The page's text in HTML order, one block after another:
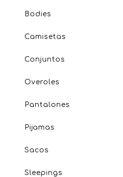
Bodies
Camisetas
Conjuntos
Overoles
Pantalones
Pijamas
Sacos
Sleepings